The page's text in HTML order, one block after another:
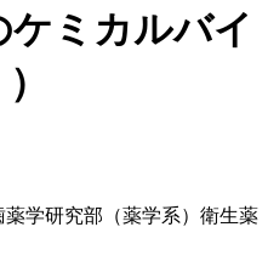
ミカルバイ
学研究部（薬学系）衛生薬